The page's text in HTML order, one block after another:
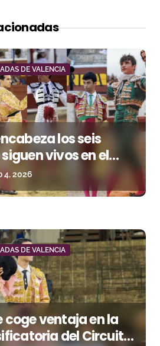
DE VALENCIA
los seis
vivos en el
4, 2026
DE VALENCIA
coge ventaja en la
del Circuito